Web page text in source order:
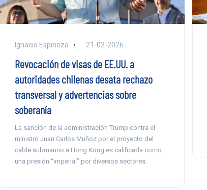
Ignacio Espinoza 21-02-2026
Revocación de visas de EE.UU. a
autoridades chilenas desata rechazo
transversal y advertencias sobre
soberanía
La sanción de la administración Trump contra el
ministro Juan Carlos Muñoz por el proyecto del
cable submarino a Hong Kong es calificada como
una presión “imperial” por diversos sectores.